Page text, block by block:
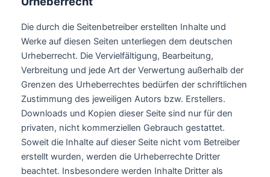
Die durch die Seitenbetreiber erstellten Inhalte und
Werke auf diesen Seiten unterliegen dem deutschen
Urheberrecht. Die Vervielfältigung, Bearbeitung,
Verbreitung und jede Art der Verwertung außerhalb der
Grenzen des Urheberrechtes bedürfen der schriftlichen
Zustimmung des jeweiligen Autors bzw. Erstellers.
Downloads und Kopien dieser Seite sind nur für den
privaten, nicht kommerziellen Gebrauch gestattet.
Soweit die Inhalte auf dieser Seite nicht vom Betreiber
erstellt wurden, werden die Urheberrechte Dritter
beachtet. Insbesondere werden Inhalte Dritter als